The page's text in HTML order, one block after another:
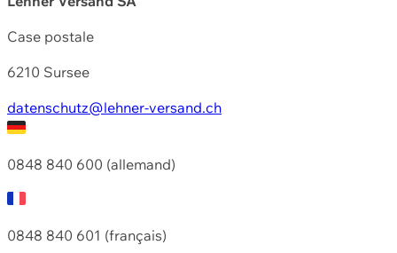
Case postale
6210 Sursee
datenschutz@lehner-versand.ch
0848 840 600 (allemand)
0848 840 601 (français)